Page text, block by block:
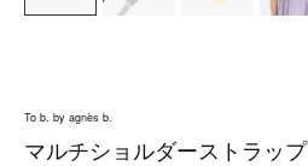
To b. by agnès b.
マルチショルダーストラップ